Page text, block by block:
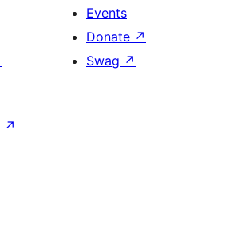
Events
Donate ↗
Swag ↗
↗